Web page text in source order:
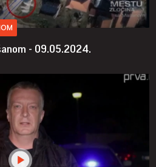
- 09.05.2024.